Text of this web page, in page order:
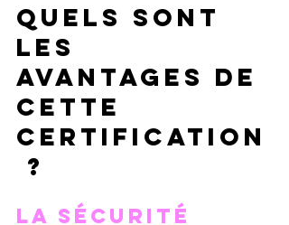
Quels sont
les
avantages de
cette
certification
?
La sécurité